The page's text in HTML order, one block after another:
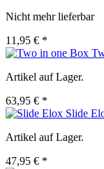
Nicht mehr lieferbar
11,95 € *
Artikel auf Lager.
63,95 € *
Slide
Artikel auf Lager.
47,95 € *